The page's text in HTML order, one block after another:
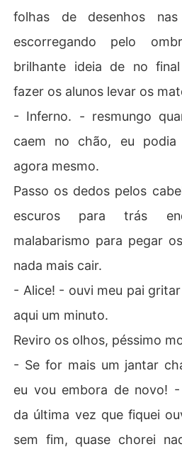
E eu decidi que vou fazê-lo
o secreto onde homens
por uma noite.
O plano era simples:
Lucius me compraria.
Só que homens como ele não
Agora estou presa em um jogo
ontrole e desejo, onde cada
o em sua escuridão.
E quanto mais ele tenta me
Mas eu quero pertencer a ele.
folhas de desenhos
escorregando pelo
brilhante ideia de no
fazer os alunos levar os
- Inferno. - resmungo
caem no chão, eu podia
agora mesmo.
Passo os dedos pelos
escuros para trás
malabarismo para pegar
nada mais cair.
- Alice! - ouvi meu pai
aqui um minuto.
Reviro os olhos, péssimo
- Se for mais um jantar
eu vou embora de novo!
da última vez que fiquei
sem fim, quase chorei